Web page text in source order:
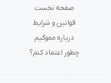
صفحه نخست
قوانین و شرایط
درباره مموگیم
چطور اعتماد کنم؟